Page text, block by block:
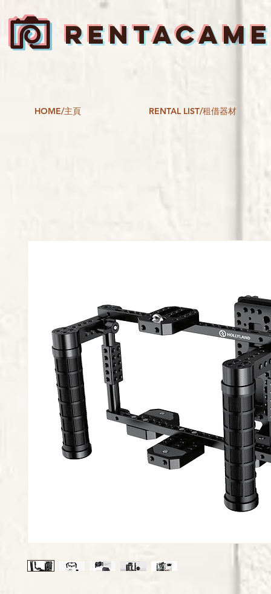
HOME/主頁 RENTAL LIST/租借器材